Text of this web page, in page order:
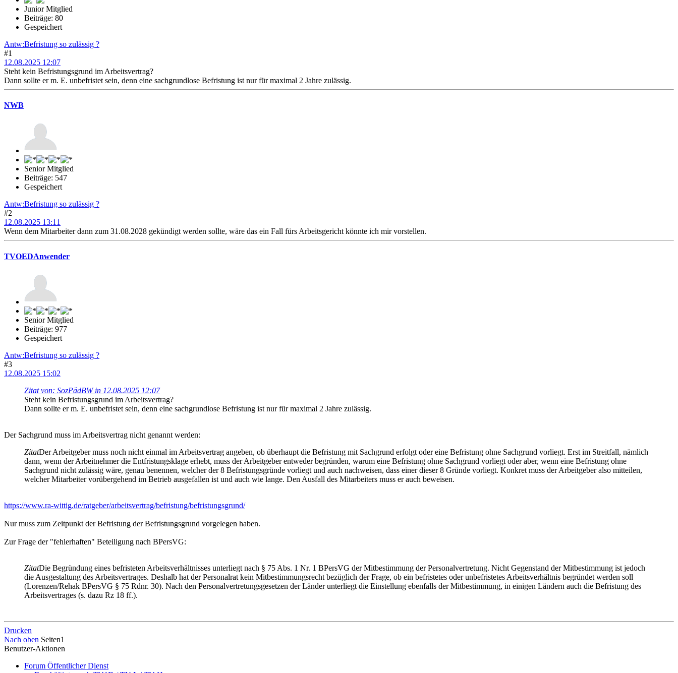
Junior Mitglied
Beiträge: 80
Gespeichert
Antw:Befristung so zulässig ?
#1
12.08.2025 12:07
Steht kein Befristungsgrund im Arbeitsvertrag?
Dann sollte er m. E. unbefristet sein, denn eine sachgrundlose Befristung ist nur für maximal 2 Jahre zulässig.
NWB
Senior Mitglied
Beiträge: 547
Gespeichert
Antw:Befristung so zulässig ?
#2
12.08.2025 13:11
Wenn dem Mitarbeiter dann zum 31.08.2028 gekündigt werden sollte, wäre das ein Fall fürs Arbeitsgericht könnte ich mir vorstellen.
TVOEDAnwender
Senior Mitglied
Beiträge: 977
Gespeichert
Antw:Befristung so zulässig ?
#3
12.08.2025 15:02
Zitat von: SozPädBW in 12.08.2025 12:07
Steht kein Befristungsgrund im Arbeitsvertrag?
Dann sollte er m. E. unbefristet sein, denn eine sachgrundlose Befristung ist nur für maximal 2 Jahre zulässig.
Der Sachgrund muss im Arbeitsvertrag nicht genannt werden:
ZitatDer Arbeitgeber muss noch nicht einmal im Arbeitsvertrag angeben, ob überhaupt die Befristung mit Sachgrund erfolgt oder eine Befristung ohne Sachgrund vorliegt. Erst im Streitfall, nämlich
dann, wenn der Arbeitnehmer die Entfristungsklage erhebt, muss der Arbeitgeber entweder begründen, warum eine Befristung ohne Sachgrund vorliegt oder aber, wenn eine Befristung ohne
Sachgrund nicht zulässig wäre, genau benennen, welcher der 8 Befristungsgründe vorliegt und auch nachweisen, dass einer dieser 8 Gründe vorliegt. Konkret muss der Arbeitgeber also mitteilen,
welcher Mitarbeiter vorübergehend im Betrieb ausgefallen ist und auch wie lange. Den Ausfall des Mitarbeiters muss er auch beweisen.
https://www.ra-wittig.de/ratgeber/arbeitsvertrag/befristung/befristungsgrund/
Nur muss zum Zeitpunkt der Befristung der Befristungsgrund vorgelegen haben.
Zur Frage der "fehlerhaften" Beteiligung nach BPersVG:
ZitatDie Begründung eines befristeten Arbeitsverhältnisses unterliegt nach § 75 Abs. 1 Nr. 1 BPersVG der Mitbestimmung der Personalvertretung. Nicht Gegenstand der Mitbestimmung ist jedoch
die Ausgestaltung des Arbeitsvertrages. Deshalb hat der Personalrat kein Mitbestimmungsrecht bezüglich der Frage, ob ein befristetes oder unbefristetes Arbeitsverhältnis begründet werden soll
(Lorenzen/Rehak BPersVG § 75 Rdnr. 30). Nach den Personalvertretungsgesetzen der Länder unterliegt die Einstellung ebenfalls der Mitbestimmung, in einigen Ländern auch die Befristung des
Arbeitsvertrages (s. dazu Rz 18 ff.).
Drucken
Nach oben Seiten1
Benutzer-Aktionen
Forum Öffentlicher Dienst